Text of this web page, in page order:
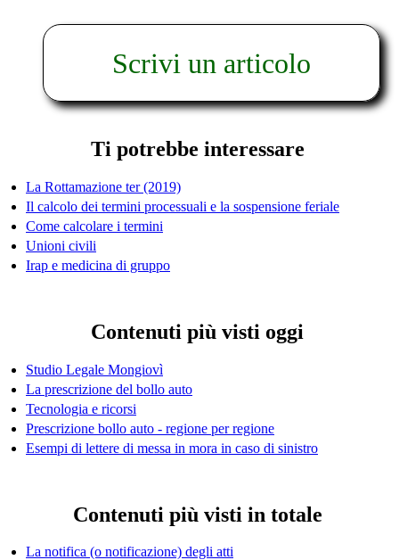
Scrivi un articolo
Ti potrebbe interessare
La Rottamazione ter (2019)
Il calcolo dei termini processuali e la sospensione feriale
Come calcolare i termini
Unioni civili
Irap e medicina di gruppo
Contenuti più visti oggi
Studio Legale Mongiovì
La prescrizione del bollo auto
Tecnologia e ricorsi
Prescrizione bollo auto - regione per regione
Esempi di lettere di messa in mora in caso di sinistro
Contenuti più visti in totale
La notifica (o notificazione) degli atti